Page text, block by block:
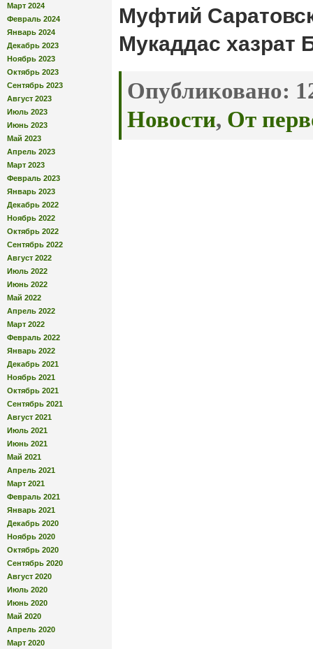
Март 2024
Февраль 2024
Январь 2024
Декабрь 2023
Ноябрь 2023
Октябрь 2023
Сентябрь 2023
Август 2023
Июль 2023
Июнь 2023
Май 2023
Апрель 2023
Март 2023
Февраль 2023
Январь 2023
Декабрь 2022
Ноябрь 2022
Октябрь 2022
Сентябрь 2022
Август 2022
Июль 2022
Июнь 2022
Май 2022
Апрель 2022
Март 2022
Февраль 2022
Январь 2022
Декабрь 2021
Ноябрь 2021
Октябрь 2021
Сентябрь 2021
Август 2021
Июль 2021
Июнь 2021
Май 2021
Апрель 2021
Март 2021
Февраль 2021
Январь 2021
Декабрь 2020
Ноябрь 2020
Октябрь 2020
Сентябрь 2020
Август 2020
Июль 2020
Июнь 2020
Май 2020
Апрель 2020
Март 2020
Муфтий
Мукаддас хазрат
Опубликовано:
Новости, От